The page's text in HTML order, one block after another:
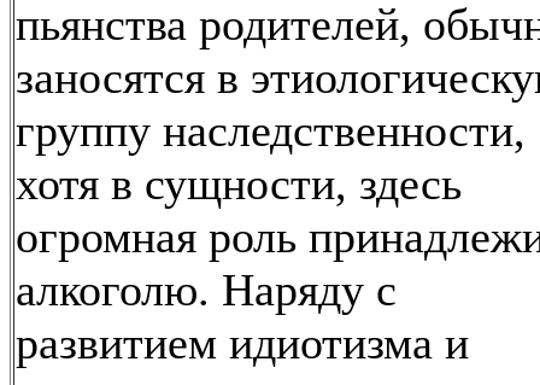
пьянства родителей,
заносятся в
группу наследственности,
хотя в сущности, здесь
огромная роль
алкоголю. Наряду с
развитием идиотизма и